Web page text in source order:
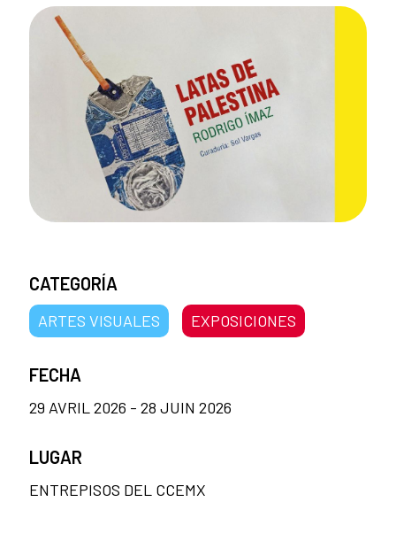
CATEGORÍA
ARTES VISUALES EXPOSICIONES
FECHA
29 AVRIL 2026 - 28 JUIN 2026
LUGAR
ENTREPISOS DEL CCEMX